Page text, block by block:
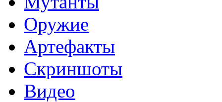
Оружие
Артефакты
Скриншоты
Видео